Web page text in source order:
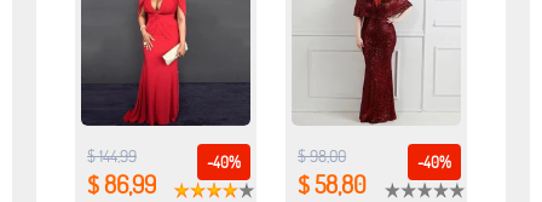
-40%
$ 144,99
$ 86,99
-40%
$ 98,00
$ 58,80